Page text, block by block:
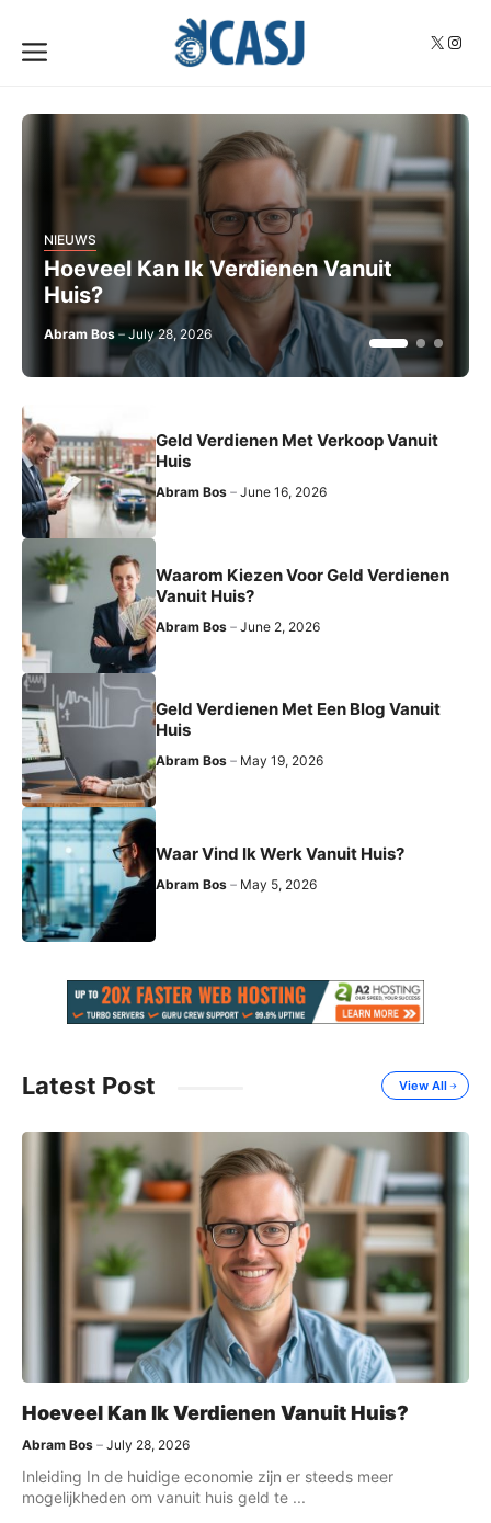
content
X
Menu
NIEUWS
Hoeveel Kan Ik Verdienen Vanuit
Huis?
Abram Bos July 28, 2026
Geld Verdienen Met Verkoop Vanuit
Huis
Abram Bos June 16, 2026
Waarom Kiezen Voor Geld Verdienen
Vanuit Huis?
Abram Bos June 2, 2026
Geld Verdienen Met Een Blog Vanuit
Huis
Abram Bos May 19, 2026
Waar Vind Ik Werk Vanuit Huis?
Abram Bos May 5, 2026
Latest Post View All
Hoeveel Kan Ik Verdienen Vanuit Huis?
Abram Bos July 28, 2026
Inleiding In de huidige economie zijn er steeds meer
mogelijkheden om vanuit huis geld te ...